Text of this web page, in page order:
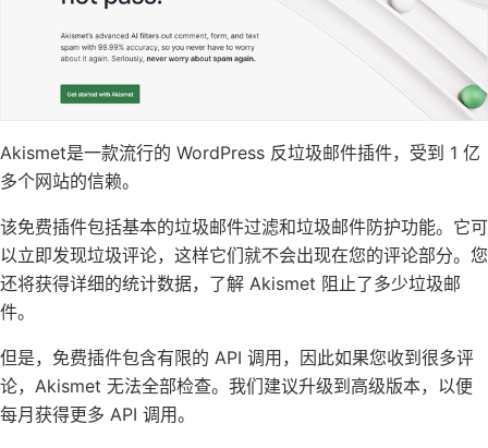
Akismet是一款流行的 WordPress 反垃圾邮件插件，受到 1 亿
多个网站的信赖。
该免费插件包括基本的垃圾邮件过滤和垃圾邮件防护功能。它可
以立即发现垃圾评论，这样它们就不会出现在您的评论部分。您
还将获得详细的统计数据，了解 Akismet 阻止了多少垃圾邮
件。
但是，免费插件包含有限的 API 调用，因此如果您收到很多评
论，Akismet 无法全部检查。我们建议升级到高级版本，以便
每月获得更多 API 调用。